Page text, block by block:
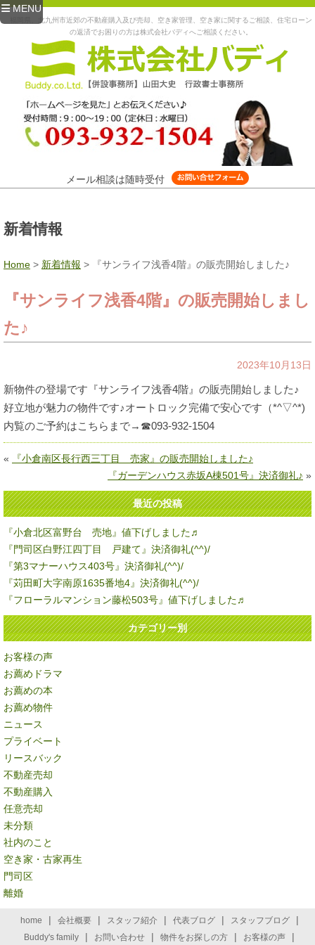
MENU
福岡県、北九州市近郊の不動産購入及び売却、空き家管理、空き家に関するご相談、住宅ローン
の返済でお困りの方は株式会社バディへご相談ください。
メール相談は随時受付
新着情報
Home > 新着情報 > 『サンライフ浅香4階』の販売開始しました♪
『サンライフ浅香4階』の販売開始しまし
た♪
2023年10月13日
新物件の登場です『サンライフ浅香4階』の販売開始しました♪
好立地が魅力の物件です♪オートロック完備で安心です（*^▽^*)
内覧のご予約はこちらまで→☎093-932-1504
«
『小倉南区長行西三丁目 売家』の販売開始しました♪
『ガーデンハウス赤坂A棟501号』決済御礼♪ »
最近の投稿
『小倉北区富野台 売地』値下げしました♬
『門司区白野江四丁目 戸建て』決済御礼(^^)/
『第3マナーハウス403号』決済御礼(^^)/
『苅田町大字南原1635番地4』決済御礼(^^)/
『フローラルマンション藤松503号』値下げしました♬
カテゴリー別
お客様の声
お薦めドラマ
お薦めの本
お薦め物件
ニュース
プライベート
リースバック
不動産売却
不動産購入
任意売却
未分類
社内のこと
空き家・古家再生
門司区
離婚
home | 会社概要 | スタッフ紹介 | 代表ブログ | スタッフブログ |
Buddy's family | お問い合わせ | 物件をお探しの方 | お客様の声 |